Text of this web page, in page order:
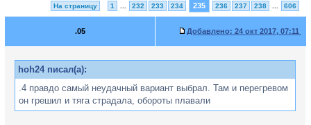
На страницу 1 232 233 234 235 236 237 238 606
.05 Добавлено: 24 окт 2017, 07:11
hoh24 писал(а):
.4 правдо самый неудачный вариант выбрал. Там и перегревом
он грешил и тяга страдала, обороты плавали